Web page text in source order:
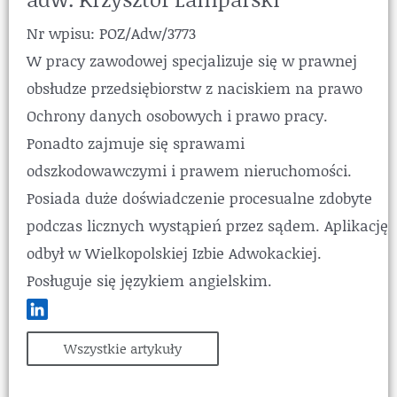
Nr wpisu: POZ/Adw/3773
W pracy zawodowej specjalizuje się w prawnej
obsłudze przedsiębiorstw z naciskiem na prawo
Ochrony danych osobowych i prawo pracy.
Ponadto zajmuje się sprawami
odszkodowawczymi i prawem nieruchomości.
Posiada duże doświadczenie procesualne zdobyte
podczas licznych wystąpień przez sądem. Aplikację
odbył w Wielkopolskiej Izbie Adwokackiej.
Posługuje się językiem angielskim.
Wszystkie artykuły